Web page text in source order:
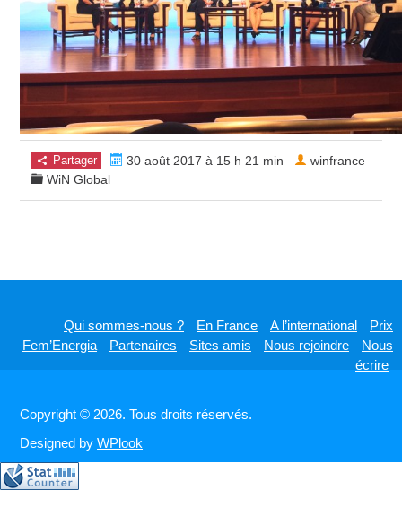
Partager
30 août 2017 à 15 h 21 min
WiN Global
winfrance
Qui sommes-nous ? En France A l’international
Prix
Fem’Energia
Partenaires Sites amis Nous rejoindre
Nous
écrire
Copyright © 2026. Tous droits réservés.
Designed byWPlook